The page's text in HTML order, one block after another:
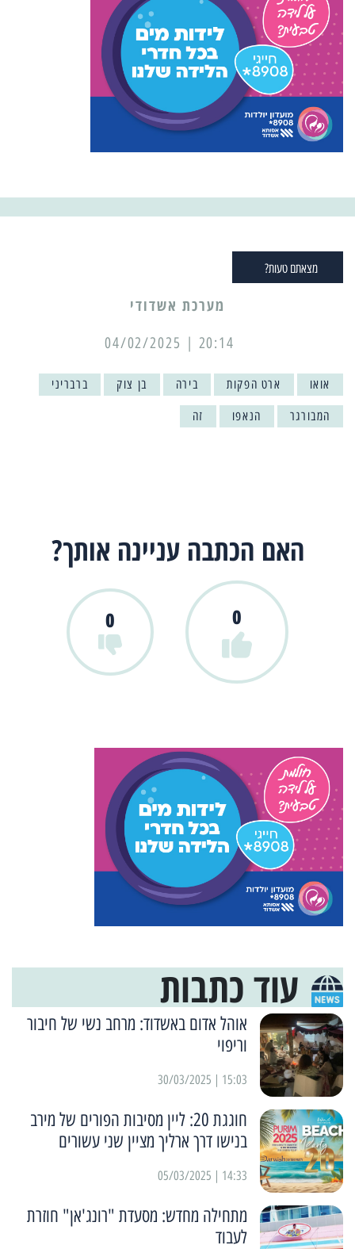
מצאתם טעות?
מערכת אשדודי
20:14 | 04/02/2025
אואו ארט הפקות בירה בן צוק ברבריני
המבורגר הנאפו זה
האם הכתבה עניינה אותך?
0
0
עוד כתבות
אוהל אדום באשדוד: מרחב נשי של חיבור
וריפוי
15:03 | 30/03/2025
חוגגת 20: ליין מסיבות הפורים של מירב
בנישו דרך ארליך מציין שני עשורים
14:33 | 05/03/2025
מתחילה מחדש: מסעדת "רונג'אן" חוזרת
לעבוד